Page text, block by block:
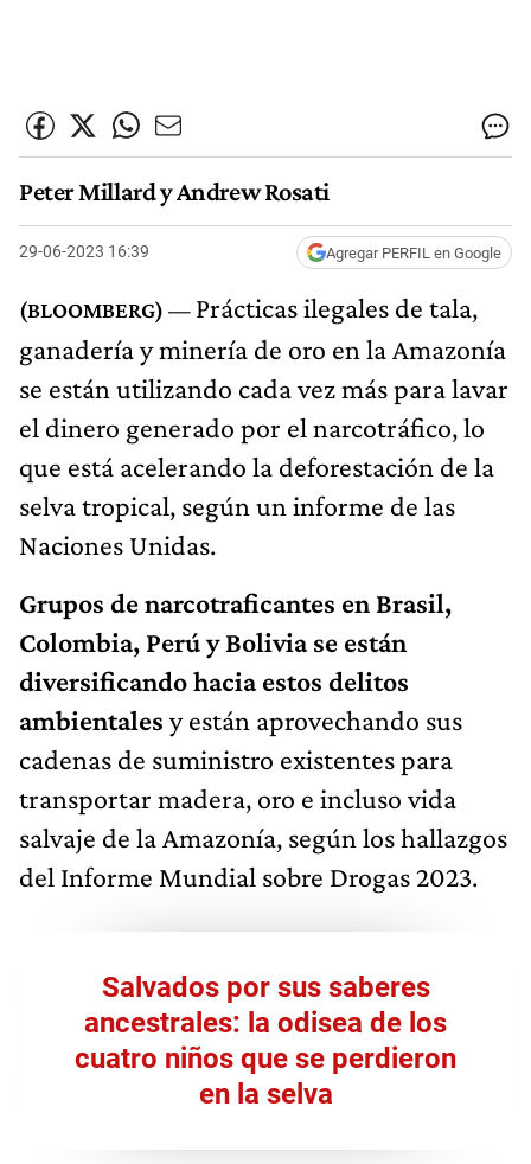
Peter Millard y Andrew Rosati
29-06-2023 16:39 Agregar PERFIL en Google
Prácticas ilegales de tala,
ganadería y minería de oro en la Amazonía
se están utilizando cada vez más para lavar
el dinero generado por el narcotráfico, lo
que está acelerando la deforestación de la
selva tropical, según un informe de las
Naciones Unidas.
Grupos de narcotraficantes en Brasil,
Colombia, Perú y Bolivia se están
diversificando hacia estos delitos
ambientales y están aprovechando sus
cadenas de suministro existentes para
transportar madera, oro e incluso vida
salvaje de la Amazonía, según los hallazgos
del Informe Mundial sobre Drogas 2023.
Salvados por sus saberes
ancestrales: la odisea de los
cuatro niños que se perdieron
en la selva